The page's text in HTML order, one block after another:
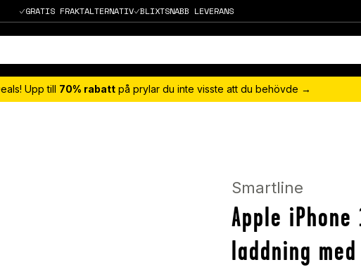
GRATIS FRAKTALTERNATIV BLIXTSNABB LEVERANS
Upp till 70% rabatt på prylar du inte visste att du behövde →
Smartline
Apple
laddning